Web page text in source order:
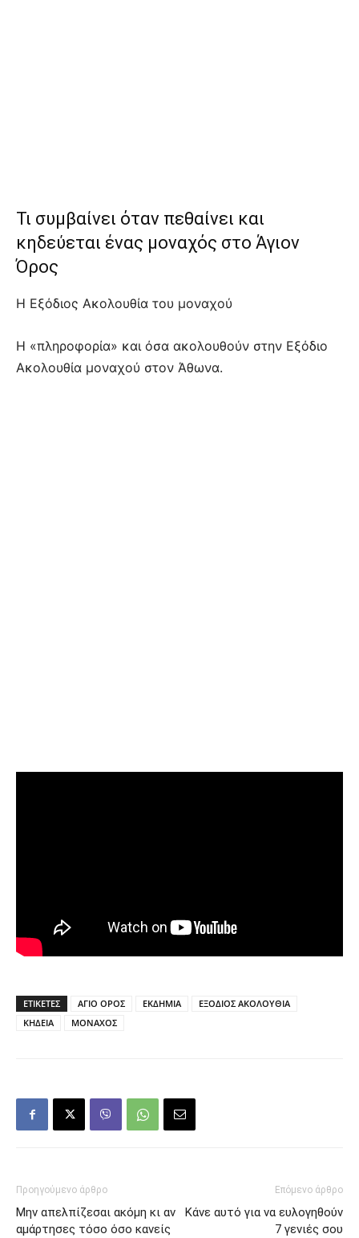
Τι συμβαίνει όταν πεθαίνει και
κηδεύεται ένας μοναχός στο Άγιον
Όρος
Η Εξόδιος Ακολουθία του μοναχού
Η «πληροφορία» και όσα ακολουθούν στην Εξόδιο
Ακολουθία μοναχού στον Άθωνα.
ΕΤΙΚΕΤΕΣ ΑΓΙΟ ΟΡΟΣ ΕΚΔΗΜΙΑ
ΕΞΟΔΙΟΣ ΑΚΟΛΟΥΘΙΑ
ΚΗΔΕΙΑ
ΜΟΝΑΧΟΣ
Προηγούμενο άρθρο
Μην απελπίζεσαι ακόμη κι αν
αμάρτησες τόσο όσο κανείς
Επόμενο άρθρο
Κάνε αυτό για να ευλογηθούν
7 γενιές σου